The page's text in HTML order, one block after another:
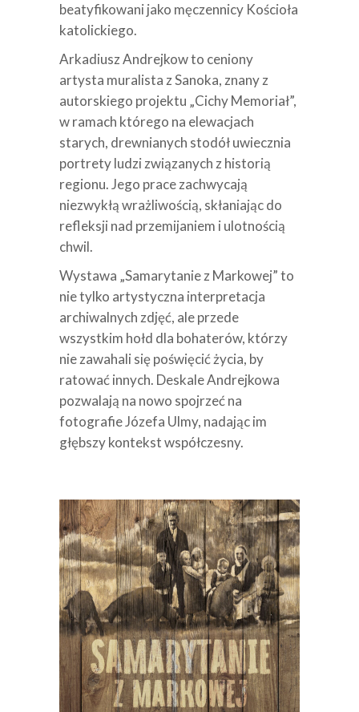
beatyfikowani jako męczennicy Kościoła
katolickiego.
Arkadiusz Andrejkow to ceniony
artysta muralista z Sanoka, znany z
autorskiego projektu „Cichy Memoriał”,
w ramach którego na elewacjach
starych, drewnianych stodół uwiecznia
portrety ludzi związanych z historią
regionu. Jego prace zachwycają
niezwykłą wrażliwością, skłaniając do
refleksji nad przemijaniem i ulotnością
chwil.
Wystawa „Samarytanie z Markowej” to
nie tylko artystyczna interpretacja
archiwalnych zdjęć, ale przede
wszystkim hołd dla bohaterów, którzy
nie zawahali się poświęcić życia, by
ratować innych. Deskale Andrejkowa
pozwalają na nowo spojrzeć na
fotografie Józefa Ulmy, nadając im
głębszy kontekst współczesny.